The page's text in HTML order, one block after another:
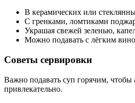
В керамических или
С гренками, ломтиками
Украшая свежей зеленью,
Можно подавать с лёгким
Советы сервировки
Важно подавать суп горячим, чтобы
привлекательно.